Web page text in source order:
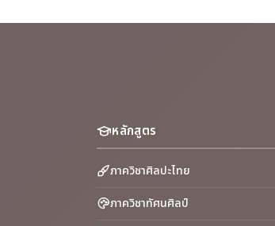
หลักสูตร
ภาควิชาศิลปะไทย
ภาควิชาทัศนศิลป์